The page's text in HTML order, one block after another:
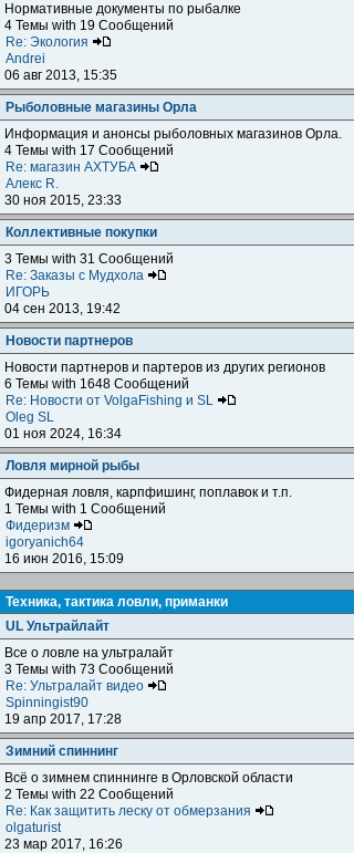
Нормативные документы по рыбалке
4 Темы with 19 Сообщений
Re: Экология
Andrei
06 авг 2013, 15:35
Рыболовные магазины Орла
Информация и анонсы рыболовных магазинов Орла.
4 Темы with 17 Сообщений
Re: магазин АХТУБА
Алекс R.
30 ноя 2015, 23:33
Коллективные покупки
3 Темы with 31 Сообщений
Re: Заказы с Мудхола
ИГОРЬ
04 сен 2013, 19:42
Новости партнеров
Новости партнеров и партеров из других регионов
6 Темы with 1648 Сообщений
Re: Новости от VolgaFishing и SL
Oleg SL
01 ноя 2024, 16:34
Ловля мирной рыбы
Фидерная ловля, карпфишинг, поплавок и т.п.
1 Темы with 1 Сообщений
Фидеризм
igoryanich64
16 июн 2016, 15:09
Техника, тактика ловли, приманки
UL Ультрайлайт
Все о ловле на ультралайт
3 Темы with 73 Сообщений
Re: Ультралайт видео
Spinningist90
19 апр 2017, 17:28
Зимний спиннинг
Всё о зимнем спиннинге в Орловской области
2 Темы with 22 Сообщений
Re: Как защитить леску от обмерзания
olgaturist
23 мар 2017, 16:26